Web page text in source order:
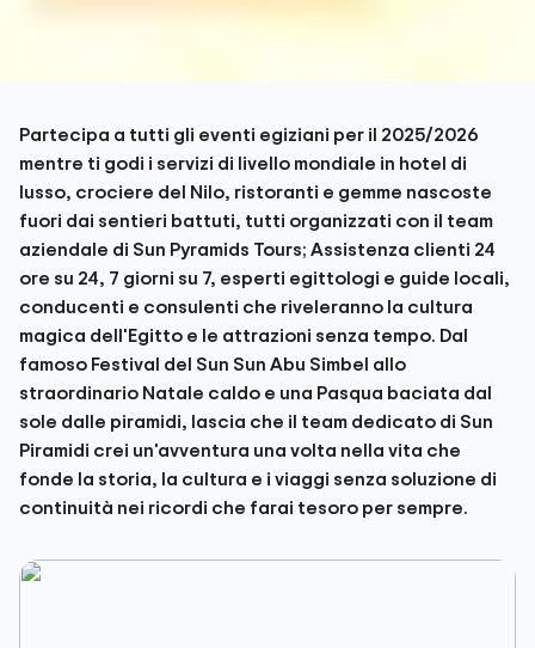
Partecipa a tutti gli eventi egiziani per il 2025/2026
mentre ti godi i servizi di livello mondiale in hotel di
lusso, crociere del Nilo, ristoranti e gemme nascoste
fuori dai sentieri battuti, tutti organizzati con il team
aziendale di Sun Pyramids Tours; Assistenza clienti 24
ore su 24, 7 giorni su 7, esperti egittologi e guide locali,
conducenti e consulenti che riveleranno la cultura
magica dell'Egitto e le attrazioni senza tempo. Dal
famoso Festival del Sun Sun Abu Simbel allo
straordinario Natale caldo e una Pasqua baciata dal
sole dalle piramidi, lascia che il team dedicato di Sun
Piramidi crei un'avventura una volta nella vita che
fonde la storia, la cultura e i viaggi senza soluzione di
continuità nei ricordi che farai tesoro per sempre.